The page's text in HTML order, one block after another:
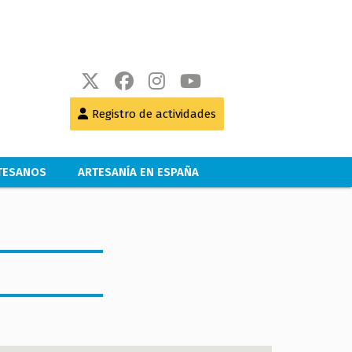
Registro de actividades
ARTESANÍA EN ESPAÑA